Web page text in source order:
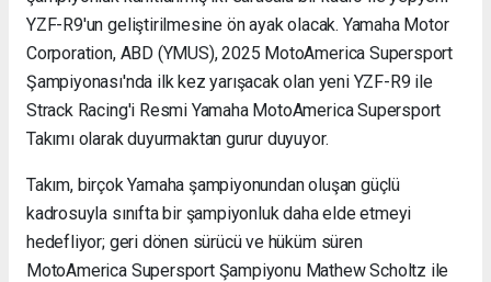
YZF-R9'un geliştirilmesine ön ayak olacak. Yamaha Motor
Corporation, ABD (YMUS), 2025 MotoAmerica Supersport
Şampiyonası'nda ilk kez yarışacak olan yeni YZF-R9 ile
Strack Racing'i Resmi Yamaha MotoAmerica Supersport
Takımı olarak duyurmaktan gurur duyuyor.
Takım, birçok Yamaha şampiyonundan oluşan güçlü
kadrosuyla sınıfta bir şampiyonluk daha elde etmeyi
hedefliyor; geri dönen sürücü ve hüküm süren
MotoAmerica Supersport Şampiyonu Mathew Scholtz ile